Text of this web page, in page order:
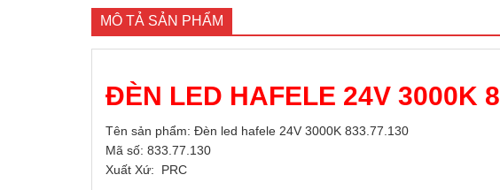
MÔ TẢ SẢN PHẨM
ĐÈN LED HAFELE 24V 3000K
Tên sản phẩm: Đèn led hafele 24V 3000K 833.77.130
Mã số: 833.77.130
Xuất Xứ: PRC